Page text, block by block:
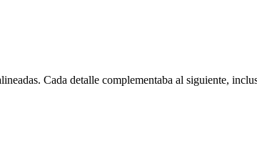
Cada detalle complementaba al siguiente,